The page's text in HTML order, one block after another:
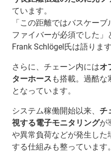
ています。
「この距離ではバスケー
ファイバーが必須でした
Frank Schlögel氏は語ります
さらに、チェーン内にはオ
ターホース も搭載。過酷
となっています。
システム稼働開始以来、 チ
視する電子モニタリングが
や異常負荷などが発生し
する仕組みも整っています。